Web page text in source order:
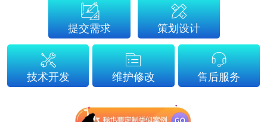
提交需求 策划设计
技术开发 维护修改 售后服务